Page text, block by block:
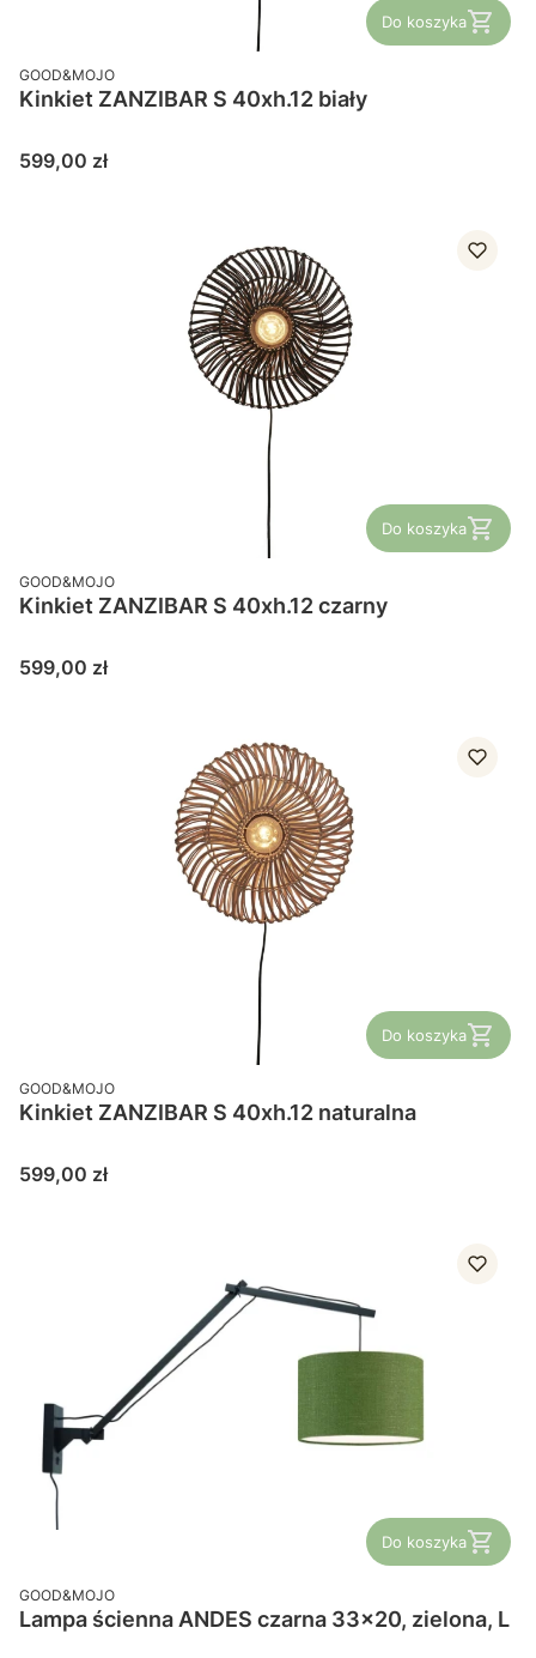
Do koszyka
PRODUCENT
GOOD&MOJO
Kinkiet ZANZIBAR S 40xh.12 biały
Cena
599,00 zł
Do koszyka
PRODUCENT
GOOD&MOJO
Kinkiet ZANZIBAR S 40xh.12 czarny
Cena
599,00 zł
Do koszyka
PRODUCENT
GOOD&MOJO
Kinkiet ZANZIBAR S 40xh.12 naturalna
Cena
599,00 zł
Do koszyka
PRODUCENT
GOOD&MOJO
Lampa ścienna ANDES czarna 33x20, zielona, L